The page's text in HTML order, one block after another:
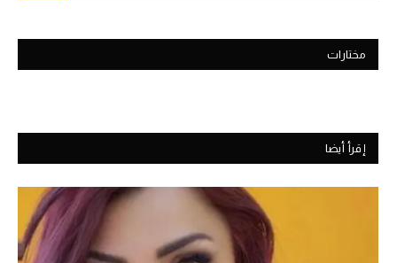
مختارات
إقرأ أيضا